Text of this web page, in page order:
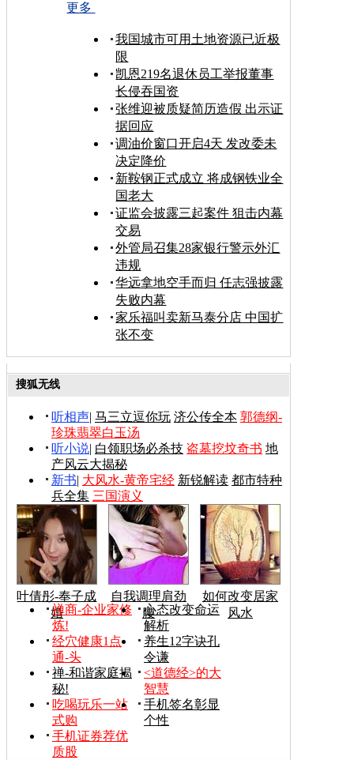
更多
我国城市可用土地资源已近极
限
凯恩219名退休员工举报董事
长侵吞国资
张维迎被质疑简历造假 出示证
据回应
调油价窗口开启4天 发改委未
决定降价
新鞍钢正式成立 将成钢铁业全
国老大
证监会披露三起案件 狙击内幕
交易
外管局召集28家银行警示外汇
违规
华远拿地空手而归 任志强披露
失败内幕
家乐福叫卖新马泰分店 中国扩
张不变
搜狐无线
听相声| 马三立逗你玩 济公传全本 郭德纲-
珍珠翡翠白玉汤
听小说| 白领职场必杀技 盗墓挖坟奇书 地
产风云大揭秘
新书| 大风水-黄帝宅经 新锐解读 都市特种
兵全集 三国演义
叶倩彤-奉子成
婚
自我调理肩劲
腰
如何改变居家
风水
禅商-企业家修
炼!
心态改变命运
解析
经穴健康1点
通-头
养生12字诀孔
令谦
禅-和谐家庭揭
秘!
<道德经>的大
智慧
吃喝玩乐一站
式购
手机签名彰显
个性
手机证券荐优
质股